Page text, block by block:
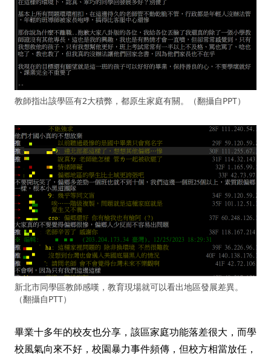
教師指出該學區有2大積弊，都原生家庭有關。（翻攝自PPT）
新北市同學區教師感嘆，教育現場就可以看出地區發展差異。
（翻攝自PTT）
畢業十多年的校友也分享，該區家庭功能落差很大，而學
校風氣向來不好，校園暴力事件頻傳，但校方相當放任，